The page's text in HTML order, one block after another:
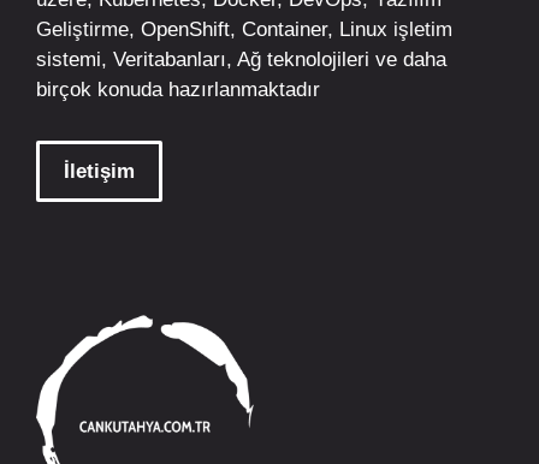
Geliştirme, OpenShift, Container, Linux işletim
sistemi, Veritabanları, Ağ teknolojileri ve daha
birçok konuda hazırlanmaktadır
İletişim